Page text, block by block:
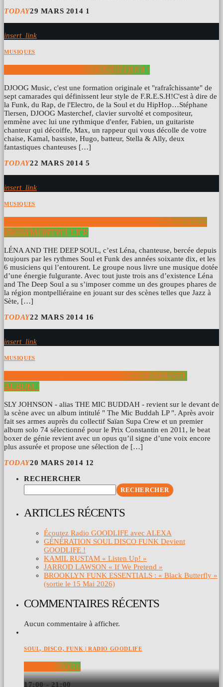
TODAY29 MARS 2014 1
insert_link
MUSIQUES
DJOOG MUSIC C’EST F.R.E.S.H QUOI !
DJOOG Music, c'est une formation originale et "rafraîchissante" de
sept camarades qui définissent leur style de F.R.E.S.H!C'est à dire de
la Funk, du Rap, de l'Electro, de la Soul et du HipHop…Stéphane
Tiersen, DJOOG Masterchef, clavier survolté et compositeur,
emmène avec lui une rythmique d'enfer, Fabien, un guitariste
chanteur qui décoiffe, Max, un rappeur qui vous décolle de votre
chaise, Kamal, bassiste, Hugo, batteur, Stella & Ally, deux
fantastiques chanteuses […]
TODAY22 MARS 2014 5
insert_link
MUSIQUES
LÉNA AND THE DEEP SOUL « BURN » FUNK & SOUL
FROM MONTPELLIER
LÉNA AND THE DEEP SOUL, c’est Léna, chanteuse, bercée depuis
toujours par les rythmes Soul et Funk des années soixante dix, et les
6 musiciens qui l’entourent. Le groupe nous livre une musique dotée
d’une énergie fulgurante. Avec tout juste trois ans d’existence Léna
and The Deep Soul a su s’imposer comme un des groupes phares de
la région montpelliéraine en jouant sur des scènes telles que Jazz à
Sète, […]
TODAY22 MARS 2014 16
insert_link
MUSIQUES
SLY JOHNSON ‘THE MIC BUDDAH LP’ NOUVEL
ALBUM !
SLY JOHNSON - alias THE MIC BUDDAH - revient sur le devant de
la scène avec un album intitulé " The Mic Buddah LP ". Après avoir
fait ses armes auprès du collectif Saïan Supa Crew et un premier
album solo 74 sélectionné pour le Prix Constantin en 2011, le beat
boxer de génie revient avec un opus qu’il signe d’une voix encore
plus assurée et propose une sélection de […]
TODAY20 MARS 2014 12
RECHERCHER
RECHERCHER
ARTICLES RÉCENTS
Écoutez Radio GOODLIFE avec ALEXA
GÉNÉRATION SOUL DISCO FUNK Devient
GOODLIFE !
KAMIL RUSTAM « Listen Up! »
JARROD LAWSON « If We Pretend »
BROOKLYN FUNK ESSENTIALS : « Black Butterfly »
(sortie le 15 Mai 2026)
COMMENTAIRES RÉCENTS
Aucun commentaire à afficher.
SOUL, DISCO, FUNK | RADIO GOODLIFE
DANCEFLOOR
17:00 - 21:00